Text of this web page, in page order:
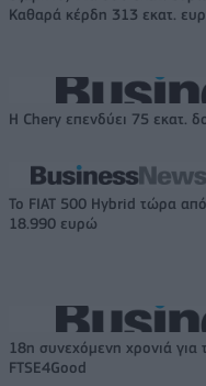
Καθαρά κέρδη 313 εκατ.
Η Chery επενδύει 75 εκατ.
Το FIAT 500 Hybrid τώρα από
18.990 ευρώ
18η συνεχόμενη χρονιά για
FTSE4Good